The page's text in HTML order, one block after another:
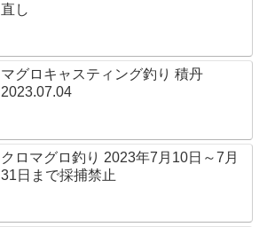
直し
マグロキャスティング釣り 積丹
2023.07.04
クロマグロ釣り 2023年7月10日～7月
31日まで採捕禁止